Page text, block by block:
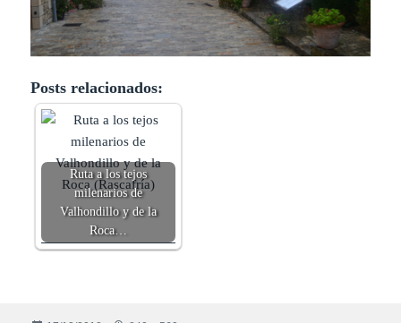
Posts relacionados:
Ruta a los tejos
milenarios de
Valhondillo y de la
Roca…